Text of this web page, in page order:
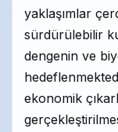
yaklaşımlar
sürdürülebilir
dengenin ve
ekonomik